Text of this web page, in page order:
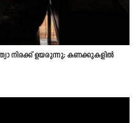
നിരക്ക് ഉയരുന്നു; കണക്കുകളിൽ